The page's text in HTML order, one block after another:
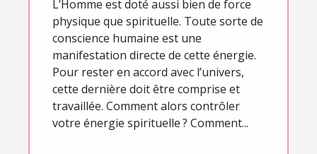
L’Homme est doté aussi bien de force
physique que spirituelle. Toute sorte de
conscience humaine est une
manifestation directe de cette énergie.
Pour rester en accord avec l’univers,
cette dernière doit être comprise et
travaillée. Comment alors contrôler
votre énergie spirituelle ? Comment...